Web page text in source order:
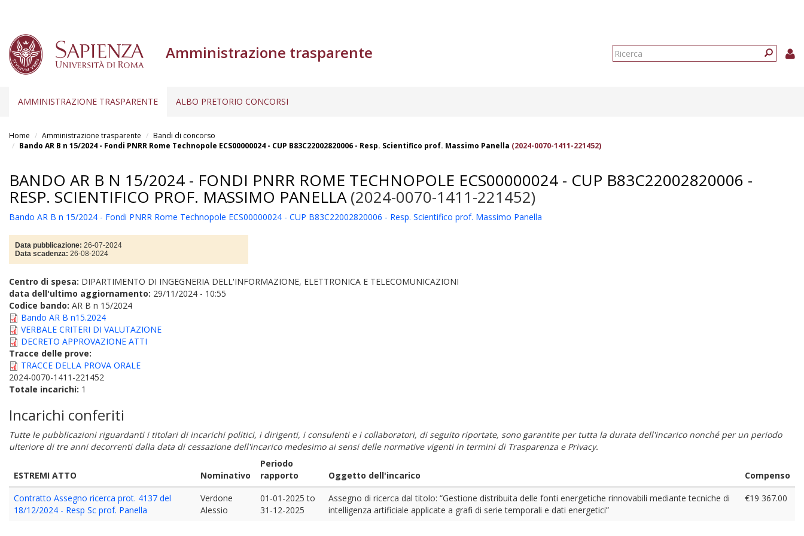
contenuto
Amministrazione trasparente
Form
AMMINISTRAZIONE TRASPARENTE ALBO PRETORIO CONCORSI
Home Amministrazione trasparente
Bandi di concorso
Bando AR B n 15/2024 - Fondi PNRR Rome Technopole ECS00000024 - CUP B83C22002820006 - Resp. Scientifico prof. Massimo Panella (2024-0070-1411-221452)
BANDO AR B N 15/2024 - FONDI PNRR ROME TECHNOPOLE ECS00000024 - CUP B83C22002820006 -
RESP. SCIENTIFICO PROF. MASSIMO PANELLA(2024-0070-1411-221452)
Bando AR B n 15/2024 - Fondi PNRR Rome Technopole ECS00000024 - CUP B83C22002820006 - Resp. Scientifico prof. Massimo Panella
Data pubblicazione: 26-07-2024
Data scadenza: 26-08-2024
Centro di spesa: DIPARTIMENTO DI INGEGNERIA DELL'INFORMAZIONE, ELETTRONICA E TELECOMUNICAZIONI
data dell'ultimo aggiornamento: 29/11/2024 - 10:55
Codice bando: AR B n 15/2024
Bando AR B n15.2024
VERBALE CRITERI DI VALUTAZIONE
DECRETO APPROVAZIONE ATTI
Tracce delle prove:
TRACCE DELLA PROVA ORALE
2024-0070-1411-221452
Totale incarichi: 1
Incarichi conferiti
Tutte le pubblicazioni riguardanti i titolari di incarichi politici, i dirigenti, i consulenti e i collaboratori, di seguito riportate, sono garantite per tutta la durata dell'incarico nonché per un periodo
ulteriore di tre anni decorrenti dalla data di cessazione dell'incarico medesimo ai sensi delle normative vigenti in termini di Trasparenza e Privacy.
ESTREMI ATTO Nominativo
Periodo
rapporto
Oggetto dell'incarico
Compenso
Contratto Assegno ricerca prot. 4137 del
18/12/2024 - Resp Sc prof. Panella
Verdone
Alessio
01-01-2025 to
31-12-2025
Assegno di ricerca dal titolo: “Gestione distribuita delle fonti energetiche rinnovabili mediante tecniche di
intelligenza artificiale applicate a grafi di serie temporali e dati energetici”
€19 367.00